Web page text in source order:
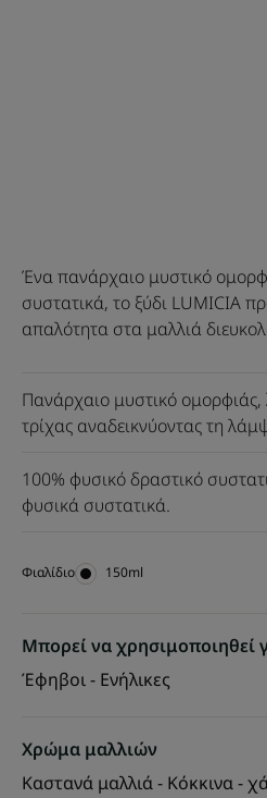
Ένα πανάρχαιο μυστικό
συστατικά, το ξύδι LUMICIA
απαλότητα στα μαλλιά
Πανάρχαιο μυστικό ομορφιάς,
τρίχας αναδεικνύοντας τη
100% φυσικό δραστικό
φυσικά συστατικά.
Φιαλίδιο Φιαλίδιο
150ml
Μπορεί να χρησιμοποιηθεί
Έφηβοι - Ενήλικες
Χρώμα μαλλιών
Καστανά μαλλιά - Κόκκινα -